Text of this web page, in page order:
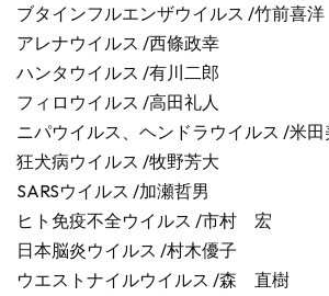
ブタインフルエンザウイルス /竹前喜洋
アレナウイルス /西條政幸
ハンタウイルス /有川二郎
フィロウイルス /高田礼人
ニパウイルス、ヘンドラウイルス /米田
狂犬病ウイルス /牧野芳大
SARSウイルス /加瀬哲男
ヒト免疫不全ウイルス /市村 宏
日本脳炎ウイルス /村木優子
ウエストナイルウイルス /森 直樹